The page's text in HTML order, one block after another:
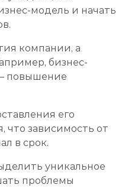
модель и начать
компании, а
бизнес-
повышение
его
что зависимость от
в срок.
уникальное
проблемы